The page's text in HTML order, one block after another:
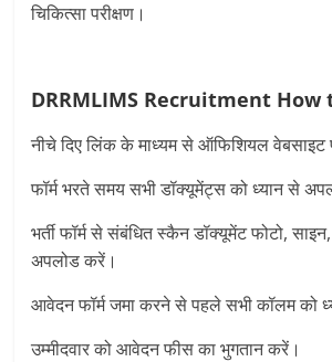
चिकित्सा परीक्षण।
DRRMLIMS Recruitment How
नीचे दिए लिंक के माध्यम से ऑफिशियल वेबसाइट
फॉर्म भरते समय सभी डॉक्यूमेंट्स को ध्यान से
भर्ती फॉर्म से संबंधित स्कैन डॉक्यूमेंट फोटो,
अपलोड करें।
आवेदन फॉर्म जमा करने से पहले सभी कॉलम को
उम्मीदवार को आवेदन फीस का भुगतान करें।